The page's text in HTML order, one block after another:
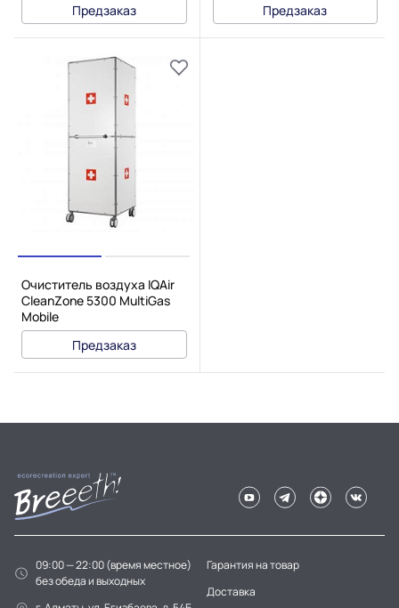
Предзаказ
Предзаказ
Очиститель воздуха IQAir
CleanZone 5300 MultiGas
Mobile
Предзаказ
09:00 — 22:00 (время местное)
без обеда и выходных
Гарантия на товар
Доставка